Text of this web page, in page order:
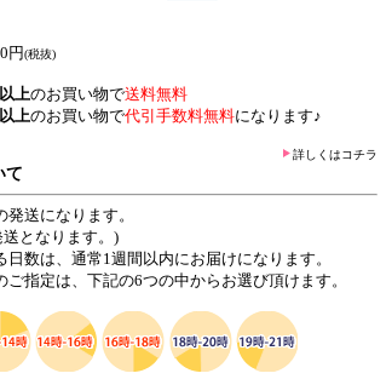
円(税抜)
上のお買い物で送料無料
上のお買い物で代引手数料無料になります♪
詳しくはコチラ
て
送になります。
となります。)
日数は、通常1週間以内にお届けになります。
ご指定は、下記の6つの中からお選び頂けます。